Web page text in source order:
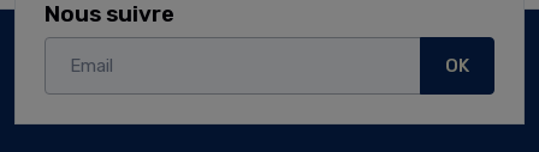
Nous suivre
OK